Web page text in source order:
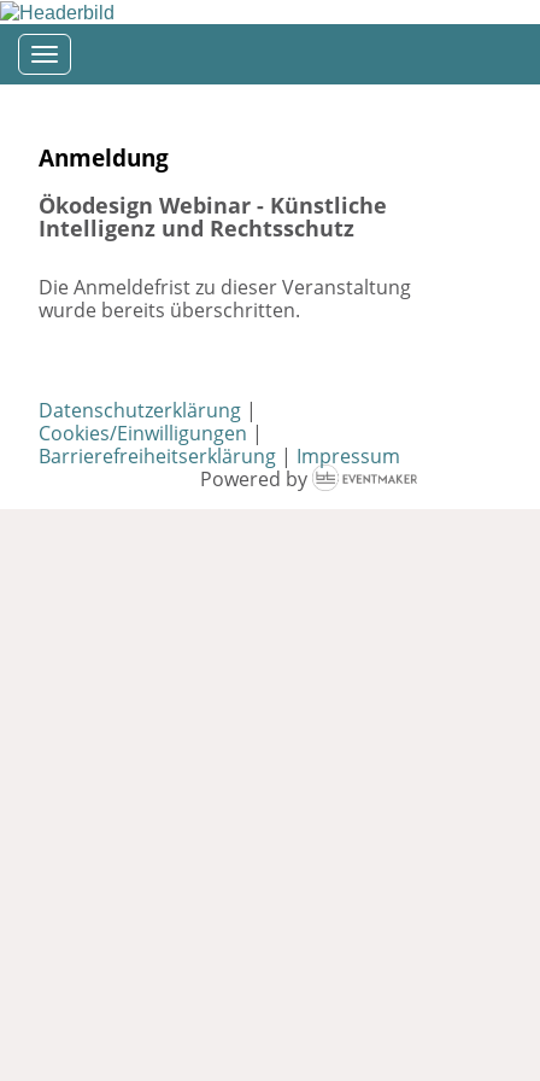
Toggle navigation
Anmeldung
Ökodesign Webinar - Künstliche
Intelligenz und Rechtsschutz
Die Anmeldefrist zu dieser Veranstaltung
wurde bereits überschritten.
Datenschutzerklärung |
Cookies/Einwilligungen |
Barrierefreiheitserklärung | Impressum
Powered by